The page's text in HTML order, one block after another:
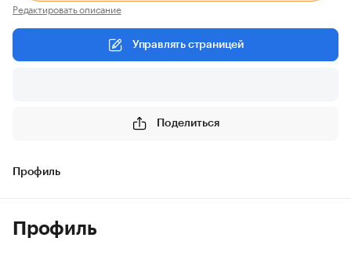
Редактировать описание
Управлять страницей
Поделиться
Профиль
Профиль